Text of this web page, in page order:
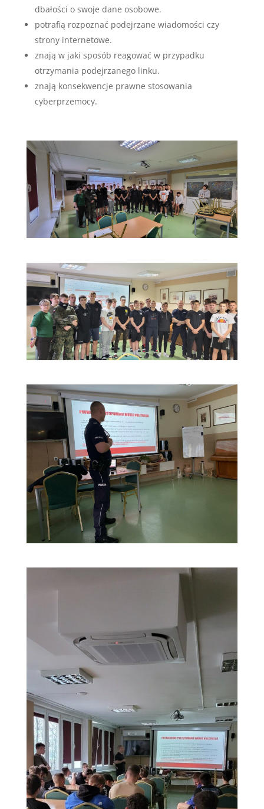
dbałości o swoje dane osobowe.
potrafią rozpoznać podejrzane wiadomości czy
strony internetowe.
znają w jaki sposób reagować w przypadku
otrzymania podejrzanego linku.
znają konsekwencje prawne stosowania
cyberprzemocy.